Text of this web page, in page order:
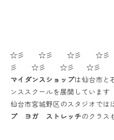
つ
☆彡 ☆彡 ☆彡 ☆
彡 ☆彡 ☆彡 ☆彡
マイダンスショップは仙台市と
ンススクールを展開しています
仙台市宮城野区のスタジオでは
プ ヨガ ストレッチのクラス